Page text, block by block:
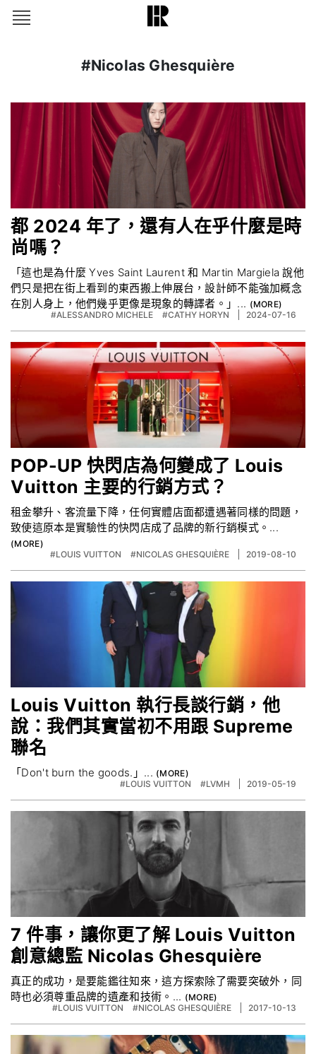
#Nicolas Ghesquière
都 2024 年了，還有人在乎什麼是時
尚嗎？
「這也是為什麼 Yves Saint Laurent 和 Martin Margiela 說他
們只是把在街上看到的東西搬上伸展台，設計師不能強加概念
在別人身上，他們幾乎更像是現象的轉譯者。」...
#ALESSANDRO MICHELE #CATHY HORYN 2024-07-16
POP-UP 快閃店為何變成了 Louis
Vuitton 主要的行銷方式？
租金攀升、客流量下降，任何實體店面都遭遇著同樣的問題，
致使這原本是實驗性的快閃店成了品牌的新行銷模式。...
#LOUIS VUITTON #NICOLAS GHESQUIÈRE 2019-08-10
Louis Vuitton 執行長談行銷，他
說：我們其實當初不用跟 Supreme
聯名
「Don't burn the goods.」...
#LOUIS VUITTON #LVMH 2019-05-19
7 件事，讓你更了解 Louis Vuitton
創意總監 Nicolas Ghesquière
真正的成功，是要能鑑往知來，這方探索除了需要突破外，同
時也必須尊重品牌的遺產和技術。...
#LOUIS VUITTON #NICOLAS GHESQUIÈRE 2017-10-13